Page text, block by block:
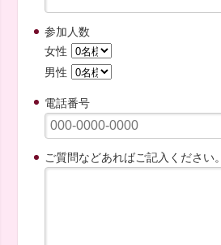
参加人数
女性
男性
電話番号
ご質問などあればご記入ください。